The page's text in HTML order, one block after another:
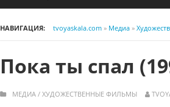
НАВИГАЦИЯ: tvoyaskala.com » Медиа »
Пока ты спал
МЕДИА / ХУДОЖЕСТВЕННЫЕ ФИЛЬМЫ